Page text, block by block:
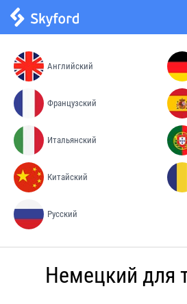
О школе
Бюро
Преподаватели
Цены
Английский
Французский
Итальянский
Китайский
Русский
Немецкий для